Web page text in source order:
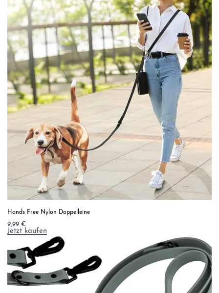
Hands Free Nylon Doppelleine
9,99 €
Jetzt kaufen